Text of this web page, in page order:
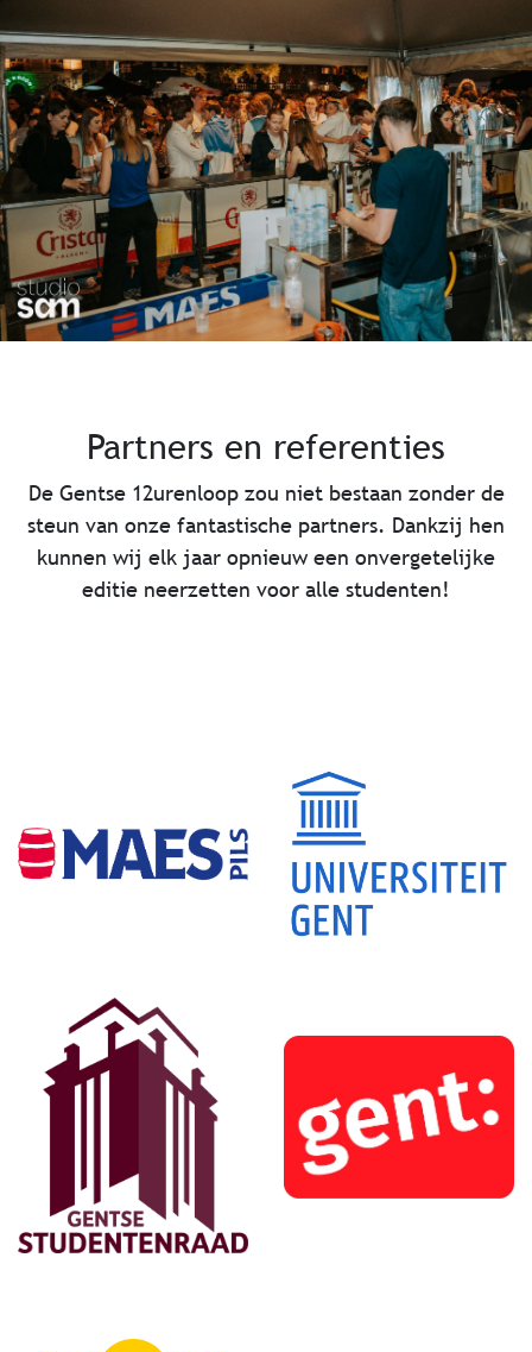
Partners en referenties
De Gentse 12urenloop zou niet bestaan zonder de
steun van onze fantastische partners. Dankzij hen
kunnen wij elk jaar opnieuw een onvergetelijke
editie neerzetten voor alle studenten!